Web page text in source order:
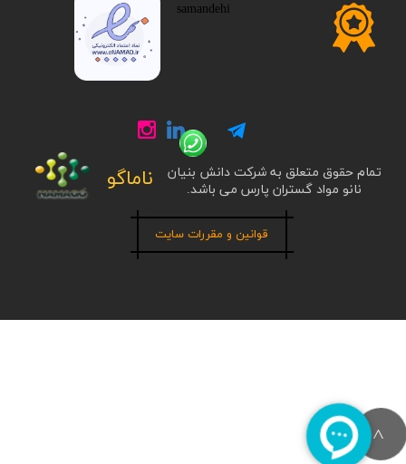
تمام حقوق متعلق به شرکت دانش بنیان
نانو مواد گستران پارس می باشد.
ناماگو
>
قوانین و مقررات سایت